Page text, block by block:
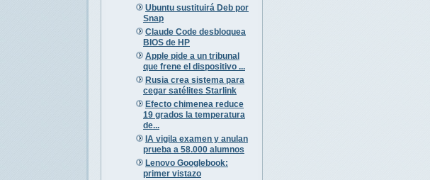
Ubuntu sustituirá Deb por
Snap
Claude Code desbloquea
BIOS de HP
Apple pide a un tribunal
que frene el dispositivo ...
Rusia crea sistema para
cegar satélites Starlink
Efecto chimenea reduce
19 grados la temperatura
de...
IA vigila examen y anulan
prueba a 58.000 alumnos
Lenovo Googlebook:
primer vistazo